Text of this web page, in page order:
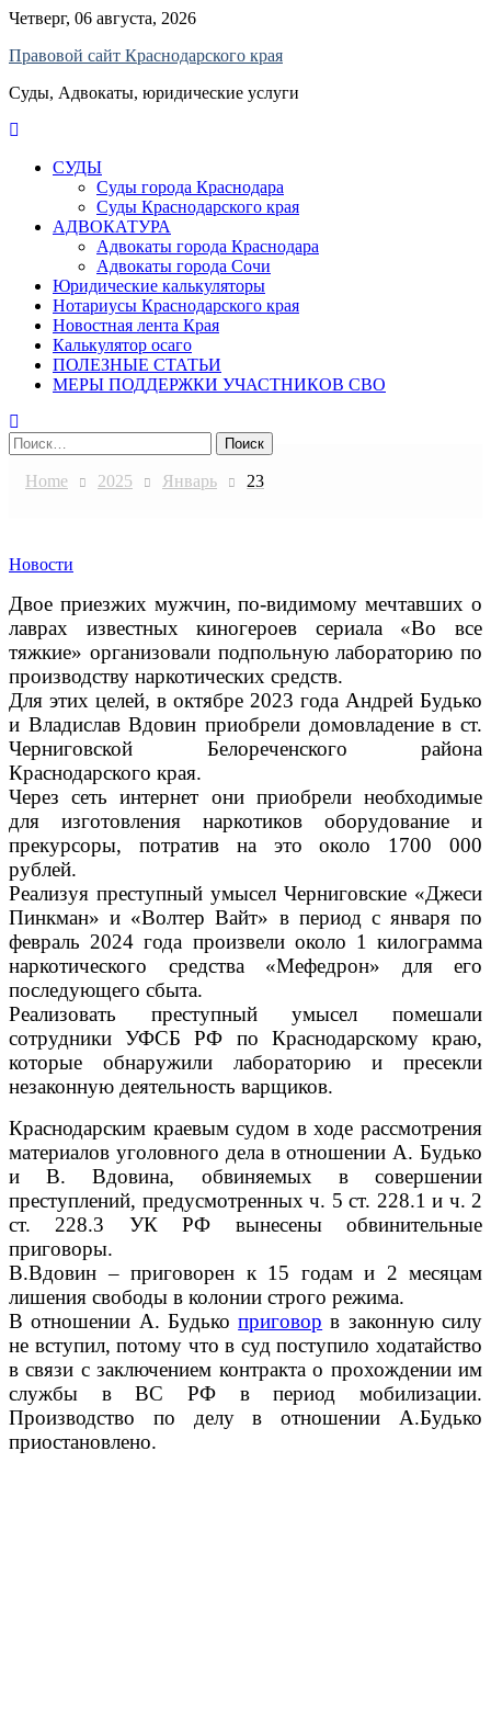
Skip
content
Четверг, 06 августа, 2026
Правовой сайт Краснодарского края
Суды, Адвокаты, юридические услуги
СУДЫ
Суды города Краснодара
Суды Краснодарского края
АДВОКАТУРА
Адвокаты города Краснодара
Адвокаты города Сочи
Юридические калькуляторы
Нотариусы Краснодарского края
Новостная лента Края
Калькулятор осаго
ПОЛЕЗНЫЕ СТАТЬИ
МЕРЫ ПОДДЕРЖКИ УЧАСТНИКОВ СВО
Найти:
Home 2025 Январь 23
Новости
Двое приезжих мужчин, по-видимому мечтавших о
лаврах известных киногероев сериала «Во все
тяжкие» организовали подпольную лабораторию по
производству наркотических средств.
Для этих целей, в октябре 2023 года Андрей Будько
и Владислав Вдовин приобрели домовладение в ст.
Черниговской Белореченского района
Краснодарского края.
Через сеть интернет они приобрели необходимые
для изготовления наркотиков оборудование и
прекурсоры, потратив на это около 1700 000
рублей.
Реализуя преступный умысел Черниговские «Джеси
Пинкман» и «Волтер Вайт» в период с января по
февраль 2024 года произвели около 1 килограмма
наркотического средства «Мефедрон» для его
последующего сбыта.
Реализовать преступный умысел помешали
сотрудники УФСБ РФ по Краснодарскому краю,
которые обнаружили лабораторию и пресекли
незаконную деятельность варщиков.
Краснодарским краевым судом в ходе рассмотрения
материалов уголовного дела в отношении А. Будько
и В. Вдовина, обвиняемых в совершении
преступлений, предусмотренных ч. 5 ст. 228.1 и ч. 2
ст. 228.3 УК РФ вынесены обвинительные
приговоры.
В.Вдовин – приговорен к 15 годам и 2 месяцам
лишения свободы в колонии строго режима.
В отношении А. Будькоприговор в законную силу
не вступил, потому что в суд поступило ходатайство
в связи с заключением контракта о прохождении им
службы в ВС РФ в период мобилизации.
Производство по делу в отношении А.Будько
приостановлено.